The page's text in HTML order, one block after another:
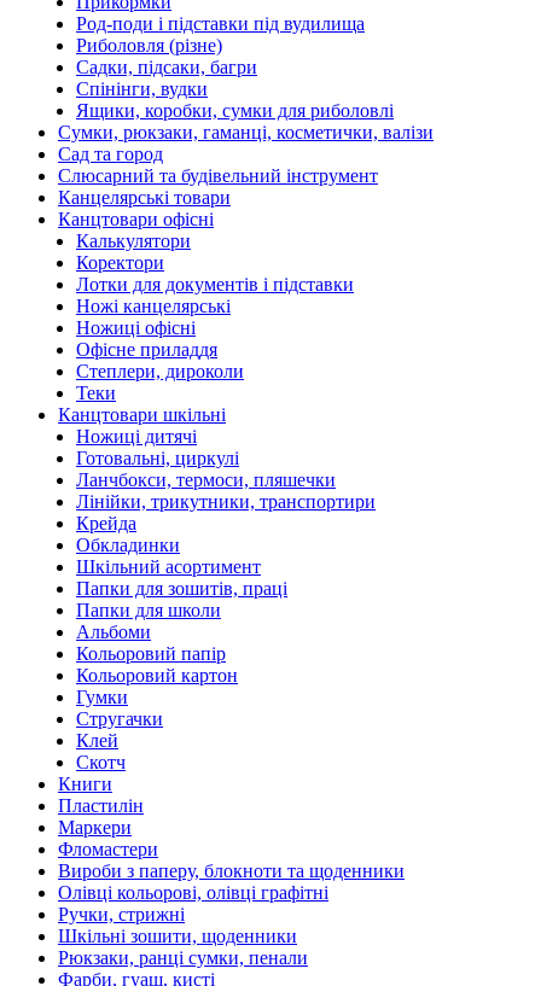
Род-поди і підставки під вудилища
Риболовля (різне)
Садки, підсаки, багри
Спінінги, вудки
Ящики, коробки, сумки для риболовлі
Сумки, рюкзаки, гаманці, косметички, валізи
Сад та город
Слюсарний та будівельний інструмент
Канцелярські товари
Канцтовари офісні
Калькулятори
Коректори
Лотки для документів і підставки
Ножі канцелярські
Ножиці офісні
Офісне приладдя
Степлери, дироколи
Теки
Канцтовари шкільні
Ножиці дитячі
Готовальні, циркулі
Ланчбокси, термоси, пляшечки
Лінійки, трикутники, транспортири
Крейда
Обкладинки
Шкільний асортимент
Папки для зошитів, праці
Папки для школи
Альбоми
Кольоровий папір
Кольоровий картон
Гумки
Стругачки
Клей
Скотч
Книги
Пластилін
Маркери
Фломастери
Вироби з паперу, блокноти та щоденники
Олівці кольорові, олівці графітні
Ручки, стрижні
Шкільні зошити, щоденники
Рюкзаки, ранці сумки, пенали
Фарби, гуаш, кисті